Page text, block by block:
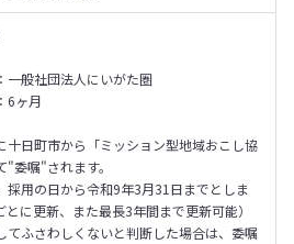
一般社団法人にいがた圏
6ヶ月
十日町市から「ミッション型地域おこし協
"委嘱"されます。
採用の日から令和9年3月31日までとしま
とに更新、また最長3年間まで更新可能）
てふさわしくないと判断した場合は、委嘱